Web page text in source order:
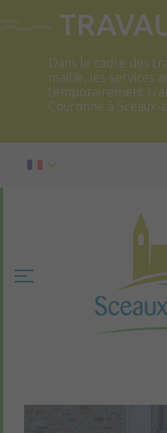
Dans le cadre des
mairie, les services
temporairement
Couronne à Sceaux-